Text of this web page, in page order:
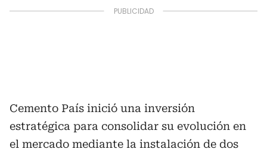
Cemento País inició una inversión
estratégica para consolidar su evolución en
el mercado mediante la instalación de dos